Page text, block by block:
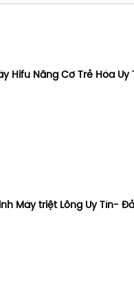
Hifu Nâng Cơ Trẻ Hóa Uy
Máy triệt Lông Uy Tín-